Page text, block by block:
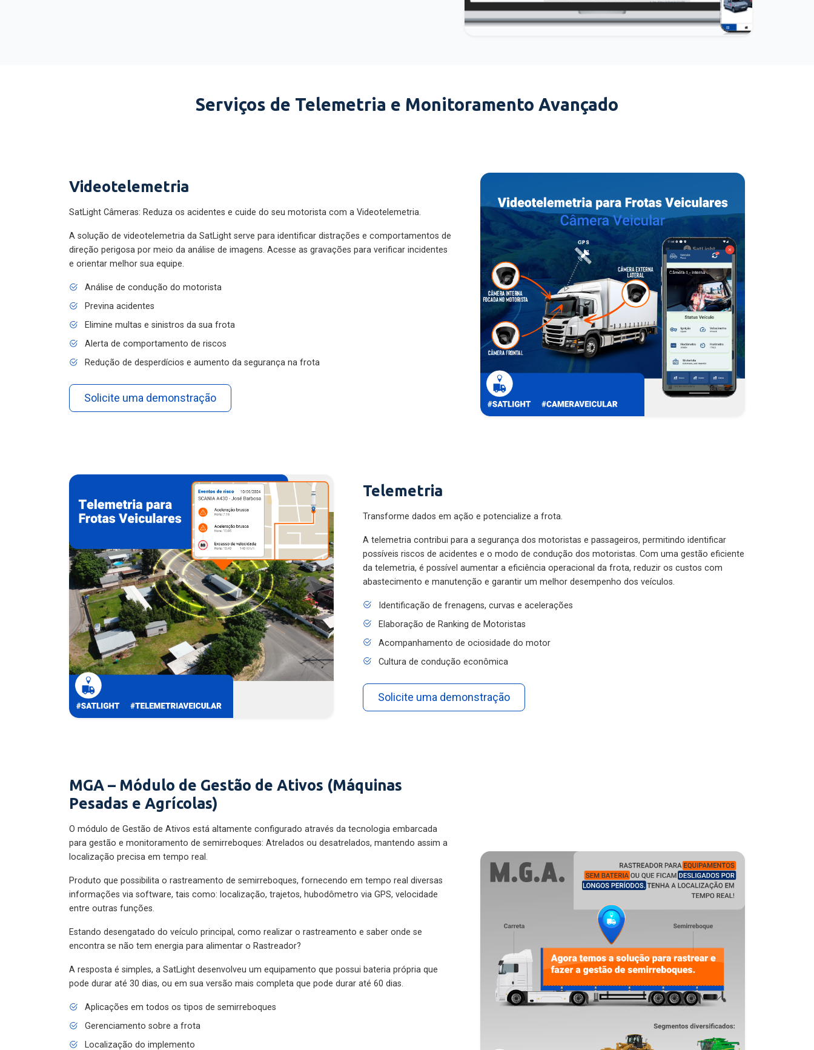
Serviços de Telemetria e Monitoramento Avançado
Videotelemetria
SatLight Câmeras: Reduza os acidentes e cuide do seu motorista com a Videotelemetria.
A solução de videotelemetria da SatLight serve para identificar distrações e comportamentos de
direção perigosa por meio da análise de imagens. Acesse as gravações para verificar incidentes
e orientar melhor sua equipe.
Análise de condução do motorista
Previna acidentes
Elimine multas e sinistros da sua frota
Alerta de comportamento de riscos
Redução de desperdícios e aumento da segurança na frota
Solicite uma demonstração
Telemetria
Transforme dados em ação e potencialize a frota.
A telemetria contribui para a segurança dos motoristas e passageiros, permitindo identificar
possíveis riscos de acidentes e o modo de condução dos motoristas. Com uma gestão eficiente
da telemetria, é possível aumentar a eficiência operacional da frota, reduzir os custos com
abastecimento e manutenção e garantir um melhor desempenho dos veículos.
Identificação de frenagens, curvas e acelerações
Elaboração de Ranking de Motoristas
Acompanhamento de ociosidade do motor
Cultura de condução econômica
Solicite uma demonstração
MGA – Módulo de Gestão de Ativos (Máquinas
Pesadas e Agrícolas)
O módulo de Gestão de Ativos está altamente configurado através da tecnologia embarcada
para gestão e monitoramento de semirreboques: Atrelados ou desatrelados, mantendo assim a
localização precisa em tempo real.
Produto que possibilita o rastreamento de semirreboques, fornecendo em tempo real diversas
informações via software, tais como: localização, trajetos, hubodômetro via GPS, velocidade
entre outras funções.
Estando desengatado do veículo principal, como realizar o rastreamento e saber onde se
encontra se não tem energia para alimentar o Rastreador?
A resposta é simples, a SatLight desenvolveu um equipamento que possui bateria própria que
pode durar até 30 dias, ou em sua versão mais completa que pode durar até 60 dias.
Aplicações em todos os tipos de semirreboques
Gerenciamento sobre a frota
Localização do implemento